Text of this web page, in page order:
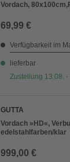
Vordach,
69,99 €
Verfügbarkeit im
lieferbar
Zustellung 13.08. -
GUTTA
Vordach »HD«,
edelstahlfarben/klar
999,00 €